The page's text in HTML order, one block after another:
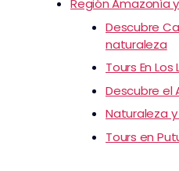
Región Amazonía
Descubre
naturaleza
Tours En
Descubre el
Naturaleza
Tours en